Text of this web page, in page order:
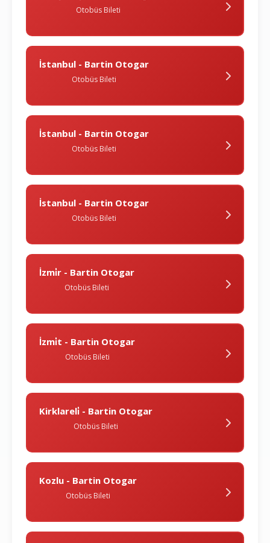
Otobüs Bileti
İstanbul - Bartin Otogar
Otobüs Bileti
İstanbul - Bartin Otogar
Otobüs Bileti
İstanbul - Bartin Otogar
Otobüs Bileti
İzmi̇r - Bartin Otogar
Otobüs Bileti
İzmi̇t - Bartin Otogar
Otobüs Bileti
Kirklareli̇ - Bartin Otogar
Otobüs Bileti
Kozlu - Bartin Otogar
Otobüs Bileti